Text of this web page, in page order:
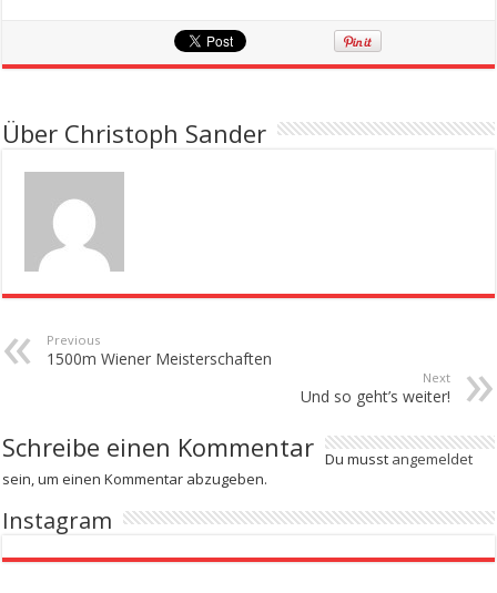
Über Christoph Sander
Previous
1500m Wiener Meisterschaften
Next
Und so geht’s weiter!
Schreibe einen Kommentar Du musst angemeldet
sein, um einen Kommentar abzugeben.
Instagram